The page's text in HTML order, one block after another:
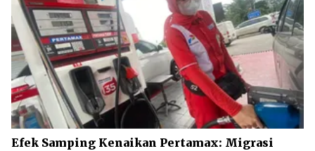
Efek Samping Kenaikan Pertamax: Migrasi